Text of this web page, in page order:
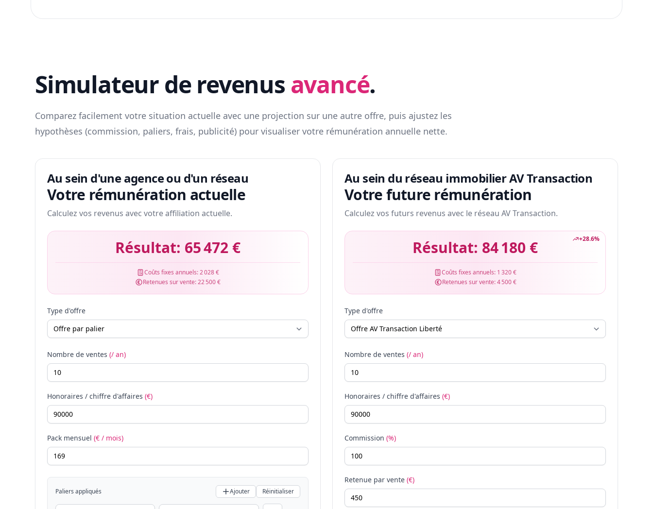
Simulateur de revenus avancé.
Comparez facilement votre situation actuelle avec une projection sur une autre offre, puis ajustez les
hypothèses (commission, paliers, frais, publicité) pour visualiser votre rémunération annuelle nette.
Au sein d'une agence ou d'un réseau
Votre rémunération actuelle
Calculez vos revenus avec votre affiliation actuelle.
Résultat: 65 472 €
Coûts fixes annuels:2 028 €
Retenues sur vente:22 500 €
Type d'offre
Nombre de ventes (/ an)
Honoraires / chiffre d'affaires (€)
Pack mensuel (€ / mois)
Paliers appliqués Ajouter Réinitialiser
Au sein du réseau immobilier AV Transaction
Votre future rémunération
Calculez vos futurs revenus avec le réseau AV Transaction.
+28.6%
Résultat: 84 180 €
Coûts fixes annuels: 1 320 €
Retenues sur vente:4 500 €
Type d'offre
Nombre de ventes (/ an)
Honoraires / chiffre d'affaires (€)
Commission (%)
Retenue par vente (€)